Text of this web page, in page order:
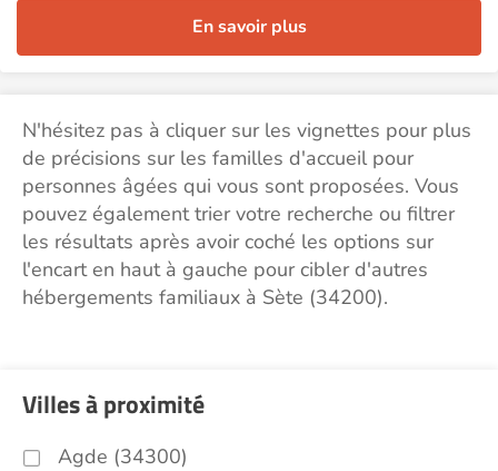
En savoir plus
N'hésitez pas à cliquer sur les vignettes pour plus
de précisions sur les familles d'accueil pour
personnes âgées qui vous sont proposées. Vous
pouvez également trier votre recherche ou filtrer
les résultats après avoir coché les options sur
l'encart en haut à gauche pour cibler d'autres
hébergements familiaux à Sète (34200).
Villes à proximité
Agde (34300)